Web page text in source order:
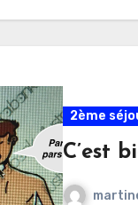
2ème
C’est